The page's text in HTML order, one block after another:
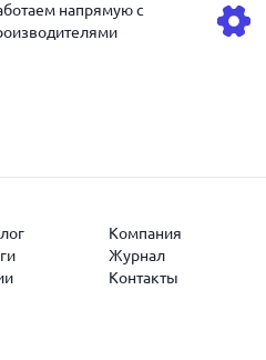
напрямую с
Компания
Журнал
Контакты